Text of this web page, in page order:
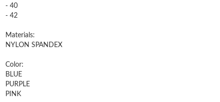
- 40
- 42
Materials:
NYLON SPANDEX
Color:
BLUE
PURPLE
PINK